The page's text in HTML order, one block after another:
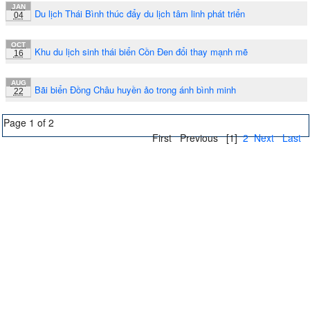
JAN
04 Du lịch Thái Bình thúc đẩy du lịch tâm linh phát triển
OCT
16 Khu du lịch sinh thái biển Cồn Đen đổi thay mạnh mẽ
AUG
22 Bãi biển Đồng Châu huyền ảo trong ánh bình minh
Page 1 of 2
First Previous [1] 2 Next Last